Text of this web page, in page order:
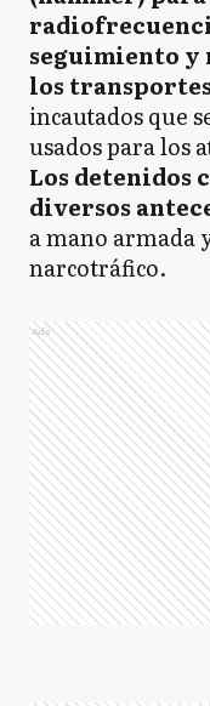
seguimiento
los
incautados que
usados para los
Los detenidos
diversos
a mano armada
narcotráfico.
Ads